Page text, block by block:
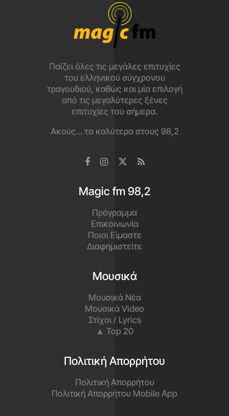
Παίζει όλες τις μεγάλες επιτυχίες
του ελληνικού σύγχρονου
τραγουδιού, καθώς και μία επιλογή
από τις μεγαλύτερες ξένες
επιτυχίες του σήμερα.
Ακούς… τα καλύτερα στους 98,2
Magic fm 98,2
Πρόγραμμα
Επικοινωνία
Ποιοι Είμαστε
Διαφημιστείτε
Μουσικά
Μουσικά Νέα
Μουσικά Video
Στίχοι / Lyrics
▲ Top 20
Πολιτική Απορρήτου
Πολιτική Απορρήτου
Πολιτική Απορρήτου Mobile App